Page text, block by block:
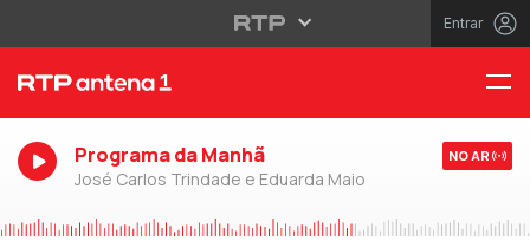
Entrar
Programa da Manhã
José Carlos Trindade e Eduarda Maio
NO AR